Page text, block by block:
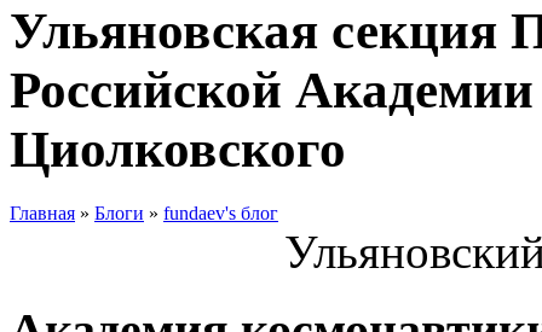
Ульяновская секция
Российской
Циолковского
Главная » Блоги » fundaev's блог